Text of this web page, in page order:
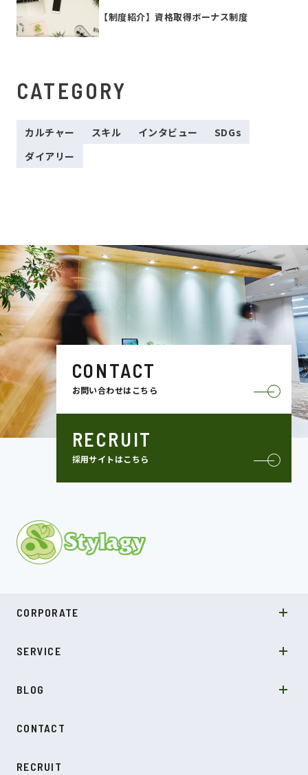
【制度紹介】資格取得ボーナス制度
CATEGORY
カルチャー スキル インタビュー
SDGs
ダイアリー
CONTACT
お問い合わせはこちら
RECRUIT
採用サイトはこちら
CORPORATE
COMPANY
NEWS
SERVICE
受託開発
BLOG
SDGs
CONTACT
RECRUIT